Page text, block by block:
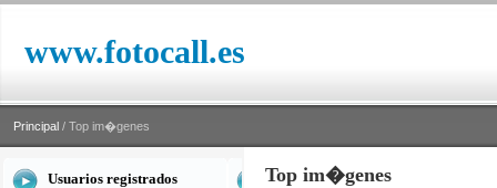
www.fotocall.es
Principal / Top im�genes
Usuarios registrados Top im�genes